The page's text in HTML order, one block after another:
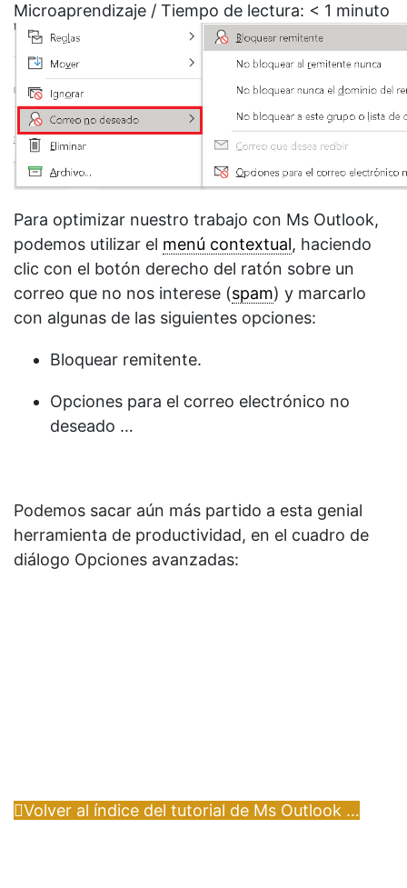
Microaprendizaje / Tiempo de lectura: < 1 minuto
Para optimizar nuestro trabajo con Ms Outlook,
podemos utilizar el menú contextual, haciendo
clic con el botón derecho del ratón sobre un
correo que no nos interese (spam) y marcarlo
con algunas de las siguientes opciones:
Bloquear remitente.
Opciones para el correo electrónico no
deseado …
Podemos sacar aún más partido a esta genial
herramienta de productividad, en el cuadro de
diálogo Opciones avanzadas:
Volver al índice del tutorial de Ms Outlook …